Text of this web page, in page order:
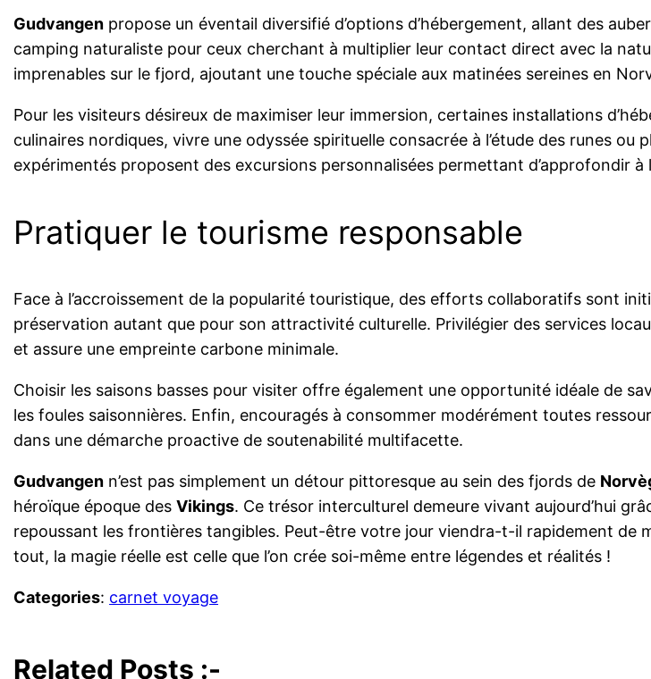
Gudvangen propose un éventail diversifié d’options d’hébergement, allant des
camping naturaliste pour ceux cherchant à multiplier leur contact direct avec la
imprenables sur le fjord, ajoutant une touche spéciale aux matinées sereines en
Pour les visiteurs désireux de maximiser leur immersion, certaines installations
culinaires nordiques, vivre une odyssée spirituelle consacrée à l’étude des runes ou
expérimentés proposent des excursions personnalisées permettant d’approfondir à
Pratiquer le tourisme responsable
Face à l’accroissement de la popularité touristique, des efforts collaboratifs sont
préservation autant que pour son attractivité culturelle. Privilégier des services
et assure une empreinte carbone minimale.
Choisir les saisons basses pour visiter offre également une opportunité idéale de
les foules saisonnières. Enfin, encouragés à consommer modérément toutes
dans une démarche proactive de soutenabilité multifacette.
Gudvangen n’est pas simplement un détour pittoresque au sein des fjords de
héroïque époque desVikings. Ce trésor interculturel demeure vivant aujourd’hui
repoussant les frontières tangibles. Peut-être votre jour viendra-t-il rapidement de
tout, la magie réelle est celle que l’on crée soi-même entre légendes et réalités !
Categories: carnet voyage
Related Posts :-